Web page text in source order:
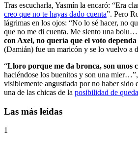
Tras escucharla, Yasmín la encaró: “Era
creo que no te hayas dado cuenta”. Pero
lágrimas en los ojos: “No lo sé hacer, no
que no me di cuenta. Me siento una bolu…
con Axel, no quería que el voto
(Damián) fue un maricón y se lo vuelvo a
“Lloro porque me da bronca, son unos
haciéndose los buenitos y son una
visiblemente angustiada por no haber sido
una de las chicas de la posibilidad de
Las más leídas
1